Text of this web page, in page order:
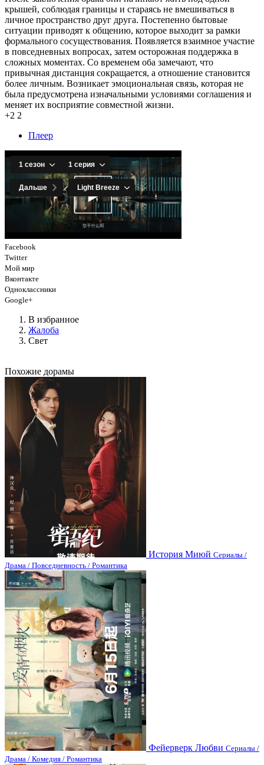
крышей, соблюдая границы и стараясь не вмешиваться в
личное пространство друг друга. Постепенно бытовые
ситуации приводят к общению, которое выходит за рамки
формального сосуществования. Появляется взаимное участие
в повседневных вопросах, затем осторожная поддержка в
сложных моментах. Со временем оба замечают, что
привычная дистанция сокращается, а отношение становится
более личным. Возникает эмоциональная связь, которая не
была предусмотрена изначальными условиями соглашения и
меняет их восприятие совместной жизни.
+2 2
Плеер
Facebook
Twitter
Мой мир
Вконтакте
Одноклассники
Google+
В избранное
Жалоба
Свет
Похожие дорамы
История Миюй Сериалы /
Драма / Повседневность / Романтика
Фейерверк Любви Сериалы /
Драма / Комедия / Романтика